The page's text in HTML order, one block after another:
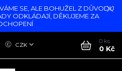
SE, ALE BOHUŽEL Z DŮVODU
ODKLÁDAJÍ, DĚKUJEME ZA
CZK
0 ks
0 Kč